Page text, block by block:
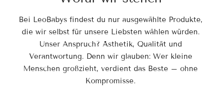
Bei LeoBabys findest du nur ausgewählte Produkte,
die wir selbst für unsere Liebsten wählen würden.
Unser Anspruch? Ästhetik, Qualität und
Verantwortung. Denn wir glauben: Wer kleine
Menschen großzieht, verdient das Beste – ohne
Kompromisse.